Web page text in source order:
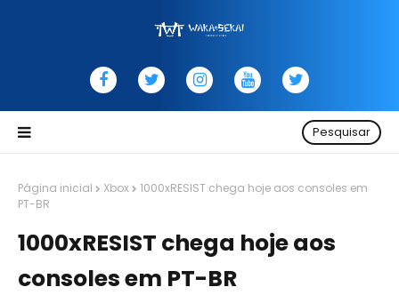
Pesquisar
Página inicial Xbox
1000xRESIST chega hoje aos consoles em
PT-BR
1000xRESIST chega hoje aos
consoles em PT-BR